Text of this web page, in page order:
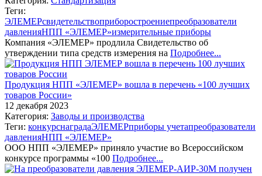
Теги:
ЭЛЕМЕРсвидетельствоприборостроениепреобразователи
давленияНПП «ЭЛЕМЕР»измерительные приборы
Компания «ЭЛЕМЕР» продлила Свидетельство об
утверждении типа средств измерения на Подробнее...
Продукция НПП «ЭЛЕМЕР» вошла в перечень «100 лучших
товаров России»
12 декабря 2023
Категория: Заводы и производства
Теги: конкурснаградаЭЛЕМЕРприборы учетапреобразователи
давленияНПП «ЭЛЕМЕР»
ООО НПП «ЭЛЕМЕР» приняло участие во Всероссийском
конкурсе программы «100 Подробнее...